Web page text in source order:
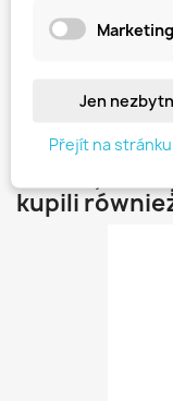
kupili
Jen
Přejít na